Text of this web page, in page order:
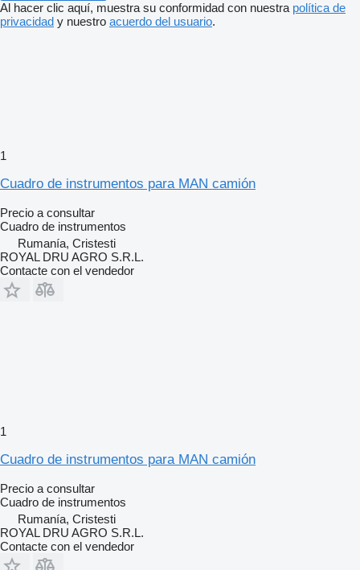
Al hacer clic aquí, muestra su conformidad con nuestra política de
privacidad y nuestro acuerdo del usuario.
1
Cuadro de instrumentos para MAN camión
Precio a consultar
Cuadro de instrumentos
Rumanía, Cristesti
ROYAL DRU AGRO S.R.L.
Contacte con el vendedor
1
Cuadro de instrumentos para MAN camión
Precio a consultar
Cuadro de instrumentos
Rumanía, Cristesti
ROYAL DRU AGRO S.R.L.
Contacte con el vendedor